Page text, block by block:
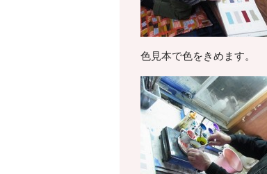
色見本で色をきめます。